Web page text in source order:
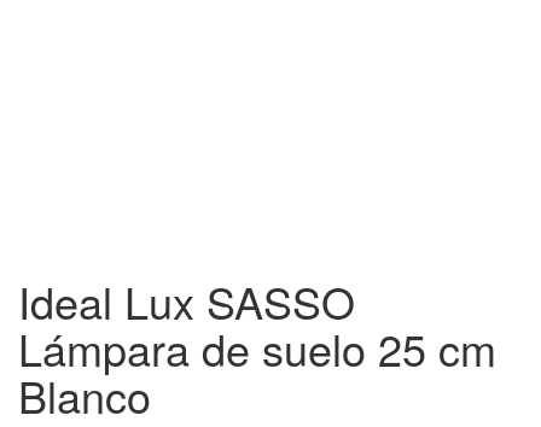
Ideal Lux SASSO
Lámpara de suelo 25 cm
Blanco